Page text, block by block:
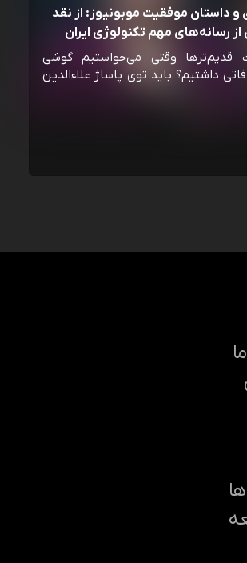
داستان موفقیت موبونیوز: از نقد
از رسانه‌‌های مهم تکنولوژی ایران
قدیم‌ترها وقتی می‌خواستیم گوشی
داشتیم؟ باید توی پاساژ علاءالدین